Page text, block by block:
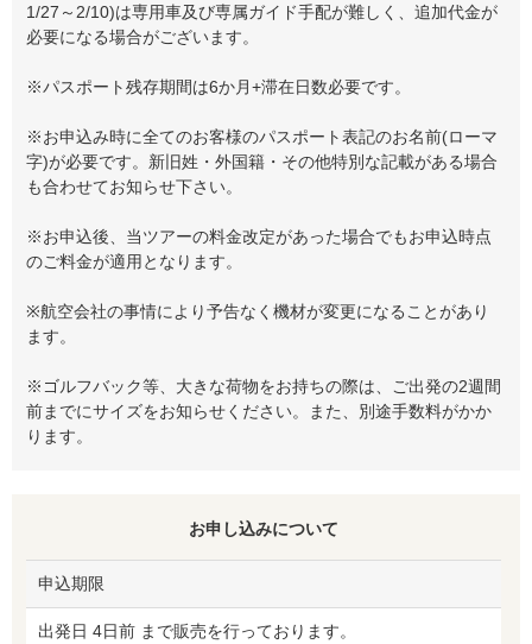
1/27～2/10)は専用車及び専属ガイド手配が難しく、追加代金が
必要になる場合がございます。
※パスポート残存期間は6か月+滞在日数必要です。
※お申込み時に全てのお客様のパスポート表記のお名前(ローマ
字)が必要です。新旧姓・外国籍・その他特別な記載がある場合
も合わせてお知らせ下さい。
※お申込後、当ツアーの料金改定があった場合でもお申込時点
のご料金が適用となります。
※航空会社の事情により予告なく機材が変更になることがあり
ます。
※ゴルフバック等、大きな荷物をお持ちの際は、ご出発の2週間
前までにサイズをお知らせください。また、別途手数料がかか
ります。
お申し込みについて
申込期限
出発日 4日前 まで販売を行っております。